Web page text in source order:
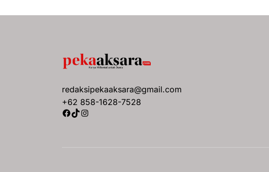
redaksipekaaksara@gmail.com
+62 858-1628-7528
Facebook
TikTok
Instagram